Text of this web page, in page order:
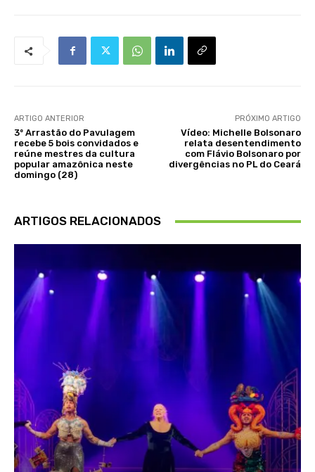
ARTIGO ANTERIOR
3º Arrastão do Pavulagem
recebe 5 bois convidados e
reúne mestres da cultura
popular amazônica neste
domingo (28)
PRÓXIMO ARTIGO
Vídeo: Michelle Bolsonaro
relata desentendimento
com Flávio Bolsonaro por
divergências no PL do Ceará
ARTIGOS RELACIONADOS